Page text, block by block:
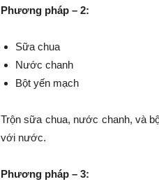
Phương pháp – 2:
Sữa chua
Nước chanh
Bột yến mạch
Trộn sữa chua, nước chanh, và
với nước.
Phương pháp – 3: